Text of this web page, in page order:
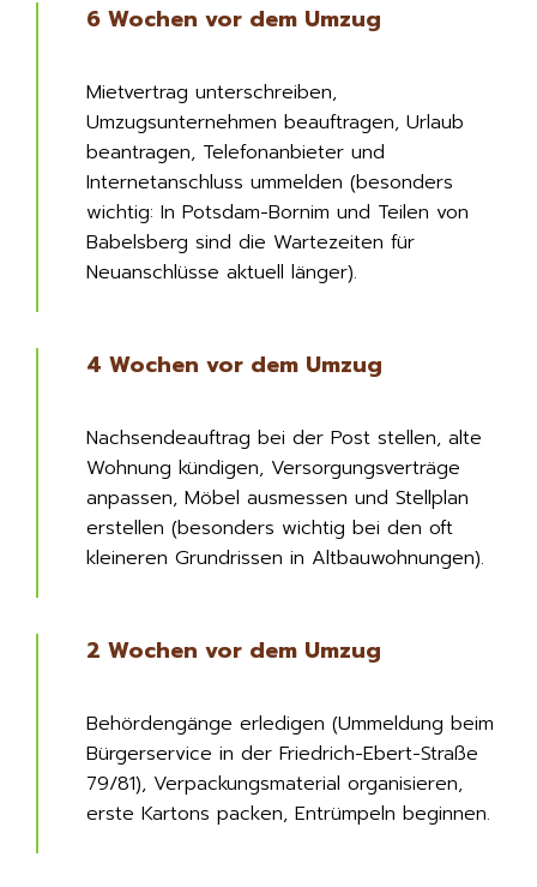
6 Wochen vor dem Umzug
Mietvertrag unterschreiben,
Umzugsunternehmen beauftragen, Urlaub
beantragen, Telefonanbieter und
Internetanschluss ummelden (besonders
wichtig: In Potsdam-Bornim und Teilen von
Babelsberg sind die Wartezeiten für
Neuanschlüsse aktuell länger).
4 Wochen vor dem Umzug
Nachsendeauftrag bei der Post stellen, alte
Wohnung kündigen, Versorgungsverträge
anpassen, Möbel ausmessen und Stellplan
erstellen (besonders wichtig bei den oft
kleineren Grundrissen in Altbauwohnungen).
2 Wochen vor dem Umzug
Behördengänge erledigen (Ummeldung beim
Bürgerservice in der Friedrich-Ebert-Straße
79/81), Verpackungsmaterial organisieren,
erste Kartons packen, Entrümpeln beginnen.